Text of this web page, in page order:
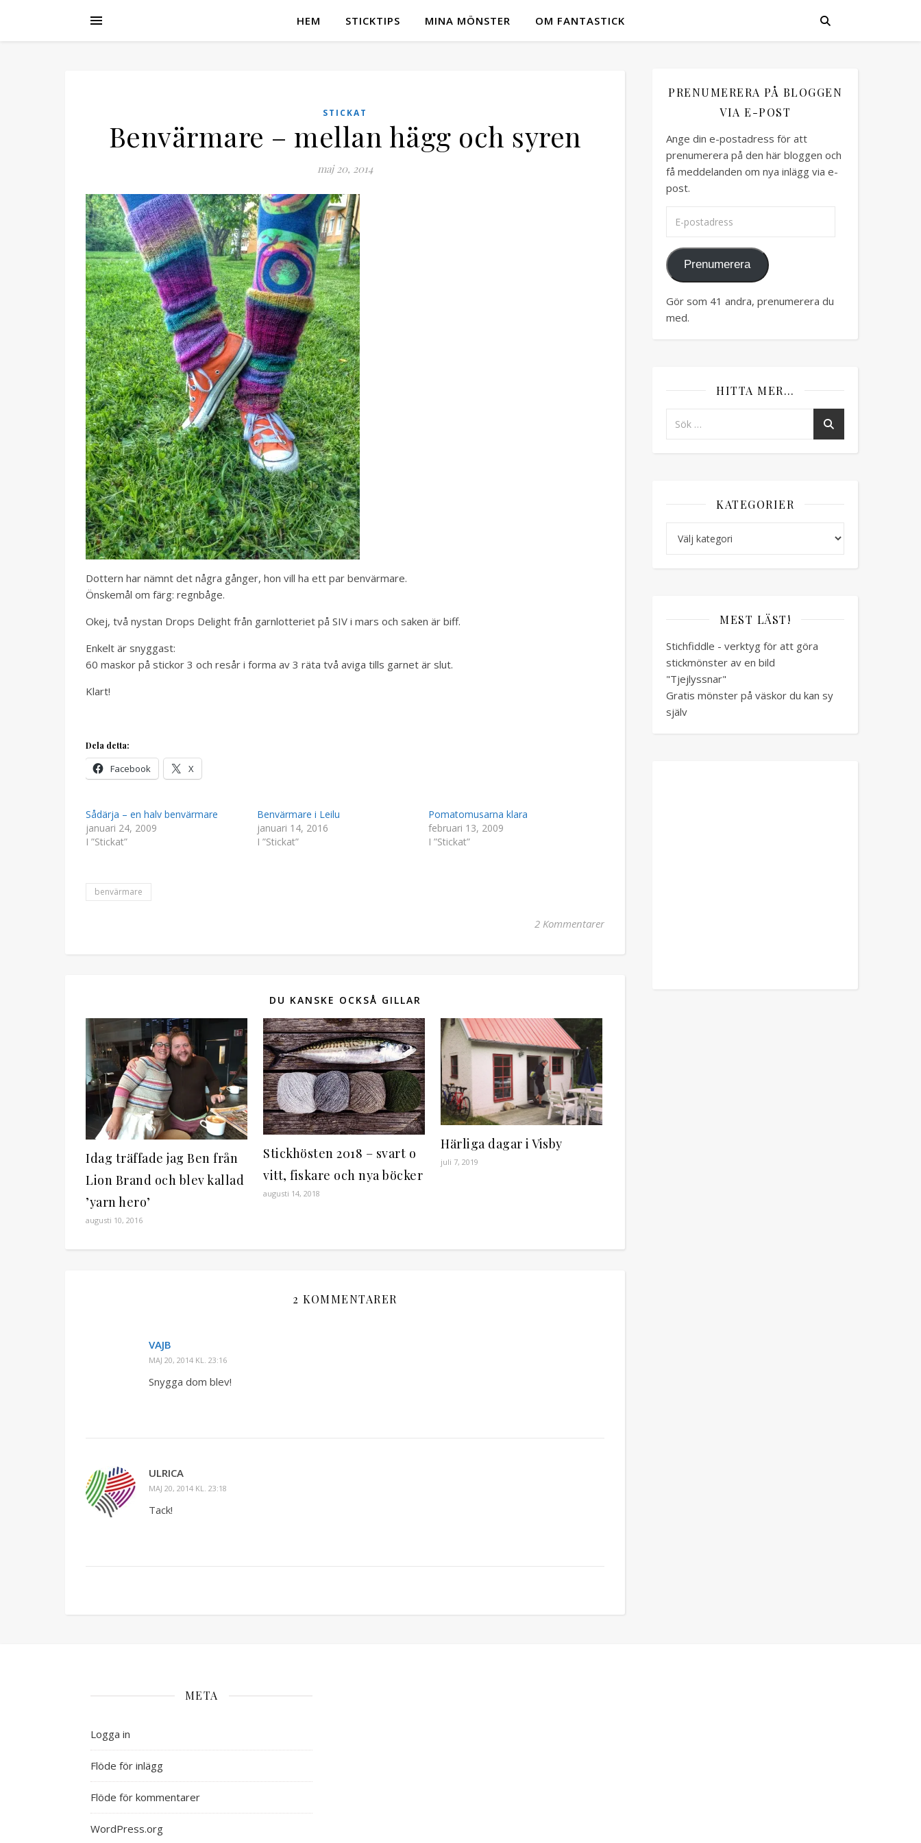
HEM STICKTIPS MINA MÖNSTER OM FANTASTICK
STICKAT
Benvärmare – mellan hägg och syren
maj 20, 2014
Dottern har nämnt det några gånger, hon vill ha ett par benvärmare.
Önskemål om färg: regnbåge.
Okej, två nystan Drops Delight från garnlotteriet på SIV i mars och saken är biff.
Enkelt är snyggast:
60 maskor på stickor 3 och resår i forma av 3 räta två aviga tills garnet är slut.
Klart!
Dela detta:
Facebook X
Sådärja – en halv benvärmare
januari 24, 2009
I ”Stickat”
Benvärmare i Leilu
januari 14, 2016
I ”Stickat”
Pomatomusarna klara
februari 13, 2009
I ”Stickat”
benvärmare
2 Kommentarer
DU KANSKE OCKSÅ GILLAR
Idag träffade jag Ben från
Lion Brand och blev kallad
’yarn hero’
augusti 10, 2016
Stickhösten 2018 – svart o
vitt, fiskare och nya böcker
augusti 14, 2018
Härliga dagar i Visby
juli 7, 2019
2 KOMMENTARER
VAJB
MAJ 20, 2014 KL. 23:16
Snygga dom blev!
ULRICA
MAJ 20, 2014 KL. 23:18
Tack!
PRENUMERERA PÅ BLOGGEN
VIA E-POST
Ange din e-postadress för att
prenumerera på den här bloggen och
få meddelanden om nya inlägg via e-
post.
Prenumerera
Gör som 41 andra, prenumerera du
med.
HITTA MER…
KATEGORIER
MEST LÄST!
Stichfiddle - verktyg för att göra
stickmönster av en bild
"Tjejlyssnar"
Gratis mönster på väskor du kan sy
själv
META
Logga in
Flöde för inlägg
Flöde för kommentarer
WordPress.org